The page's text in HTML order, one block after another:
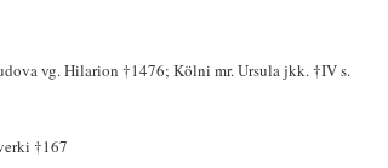
vg. Hilarion †1476; Kölni mr. Ursula jkk. †IV s.
†167